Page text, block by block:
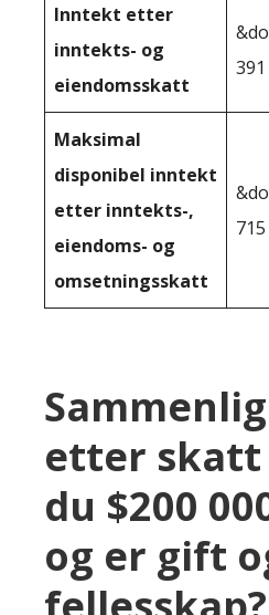
Inntekt etter
inntekts- og
eiendomsskatt
391
Maksimal
disponibel inntekt
etter inntekts-,
eiendoms- og
omsetningsskatt
715
etter skatt
du $200
og er gift